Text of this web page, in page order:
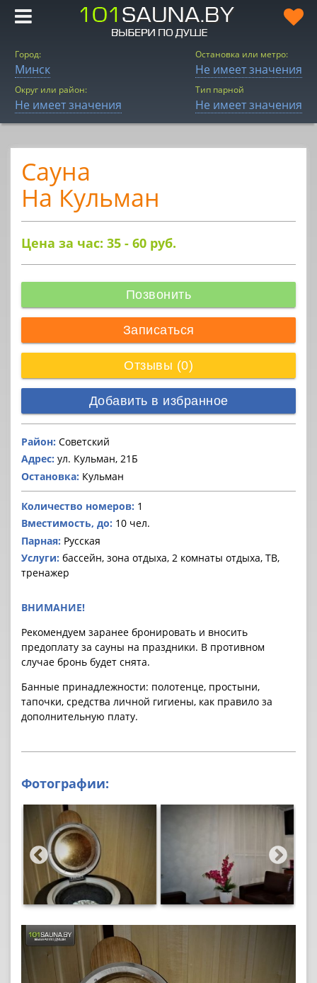
Город:
Минск
Округ или район:
Не имеет значения
Остановка или метро:
Не имеет значения
Тип парной
Не имеет значения
Сауна
На Кульман
Цена за час: 35 - 60 руб.
Позвонить
Записаться
Отзывы (0)
Добавить в избранное
Район: Советский
Адрес: ул. Кульман, 21Б
Остановка: Кульман
Количество номеров: 1
Вместимость, до: 10 чел.
Парная: Русская
Услуги: бассейн, зона отдыха, 2 комнаты отдыха, ТВ,
тренажер
ВНИМАНИЕ!
Рекомендуем заранее бронировать и вносить
предоплату за cауны на праздники. В противном
случае бронь будет снята.
Банные принадлежности: полотенце, простыни,
тапочки, средства личной гигиены, как правило за
дополнительную плату.
Фотографии: